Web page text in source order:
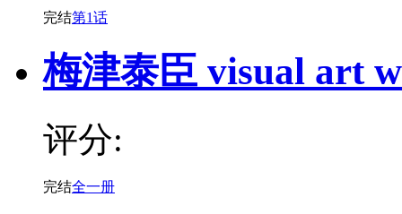
完结第1话
梅津泰臣 visual art
评分:
完结全一册